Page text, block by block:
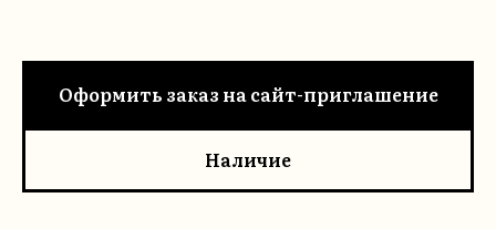
Оформить заказ на сайт-приглашение
Наличие